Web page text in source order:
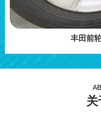
丰田前